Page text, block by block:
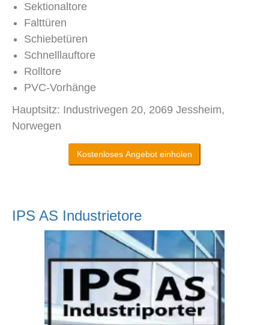
Sektionaltore
Falttüren
Schiebetüren
Schnelllauftore
Rolltore
PVC-Vorhänge
Hauptsitz: Industrivegen 20, 2069 Jessheim,
Norwegen
Kostenloses Angebot einholen
IPS AS Industrietore